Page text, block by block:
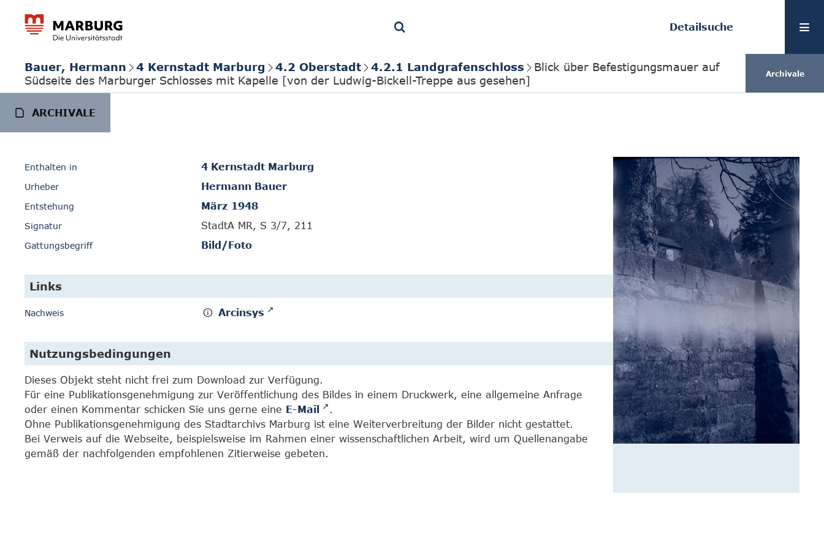
Detailsuche
Bauer, Hermann 4 Kernstadt Marburg 4.2 Oberstadt 4.2.1 Landgrafenschloss
Blick über Befestigungsmauer auf
Südseite des Marburger Schlosses mit Kapelle [von der Ludwig-Bickell-Treppe aus gesehen]
Archivale
ARCHIVALE
Enthalten in 4 Kernstadt Marburg
Urheber Hermann Bauer
Entstehung März 1948
Signatur StadtA MR, S 3/7, 211
Gattungsbegriff Bild/Foto
Links
Nachweis Arcinsys
Nutzungsbedingungen
Dieses Objekt steht nicht frei zum Download zur Verfügung.
Für eine Publikationsgenehmigung zur Veröffentlichung des Bildes in einem Druckwerk, eine allgemeine Anfrage
oder einen Kommentar schicken Sie uns gerne eine E-Mail
.
Ohne Publikationsgenehmigung des Stadtarchivs Marburg ist eine Weiterverbreitung der Bilder nicht gestattet.
Bei Verweis auf die Webseite, beispielsweise im Rahmen einer wissenschaftlichen Arbeit, wird um Quellenangabe
gemäß der nachfolgenden empfohlenen Zitierweise gebeten.